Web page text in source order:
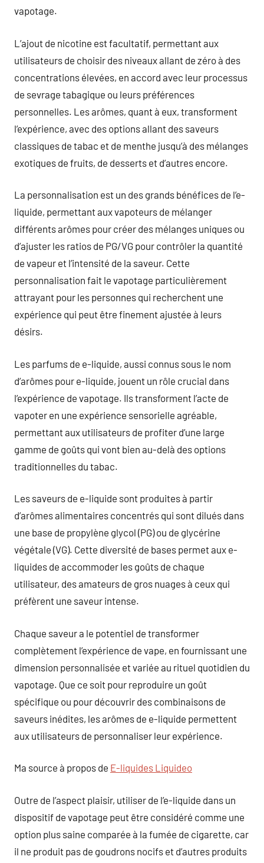
vapotage.
L’ajout de nicotine est facultatif, permettant aux
utilisateurs de choisir des niveaux allant de zéro à des
concentrations élevées, en accord avec leur processus
de sevrage tabagique ou leurs préférences
personnelles. Les arômes, quant à eux, transforment
l’expérience, avec des options allant des saveurs
classiques de tabac et de menthe jusqu’à des mélanges
exotiques de fruits, de desserts et d’autres encore.
La personnalisation est un des grands bénéfices de l’e-
liquide, permettant aux vapoteurs de mélanger
différents arômes pour créer des mélanges uniques ou
d’ajuster les ratios de PG/VG pour contrôler la quantité
de vapeur et l’intensité de la saveur. Cette
personnalisation fait le vapotage particulièrement
attrayant pour les personnes qui recherchent une
expérience qui peut être finement ajustée à leurs
désirs.
Les parfums de e-liquide, aussi connus sous le nom
d’arômes pour e-liquide, jouent un rôle crucial dans
l’expérience de vapotage. Ils transforment l’acte de
vapoter en une expérience sensorielle agréable,
permettant aux utilisateurs de profiter d’une large
gamme de goûts qui vont bien au-delà des options
traditionnelles du tabac.
Les saveurs de e-liquide sont produites à partir
d’arômes alimentaires concentrés qui sont dilués dans
une base de propylène glycol (PG) ou de glycérine
végétale (VG). Cette diversité de bases permet aux e-
liquides de accommoder les goûts de chaque
utilisateur, des amateurs de gros nuages à ceux qui
préfèrent une saveur intense.
Chaque saveur a le potentiel de transformer
complètement l’expérience de vape, en fournissant une
dimension personnalisée et variée au rituel quotidien du
vapotage. Que ce soit pour reproduire un goût
spécifique ou pour découvrir des combinaisons de
saveurs inédites, les arômes de e-liquide permettent
aux utilisateurs de personnaliser leur expérience.
Ma source à propos de E-liquides Liquideo
Outre de l’aspect plaisir, utiliser de l’e-liquide dans un
dispositif de vapotage peut être considéré comme une
option plus saine comparée à la fumée de cigarette, car
il ne produit pas de goudrons nocifs et d’autres produits